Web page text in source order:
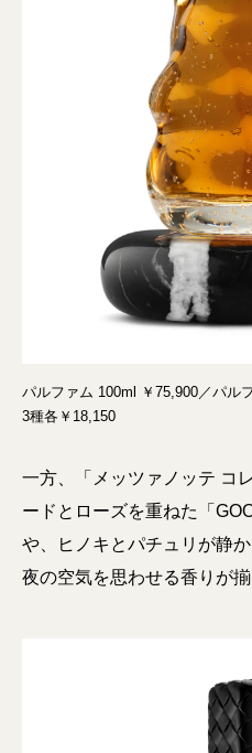
パルファム 100ml ￥75,900／パ
3種各￥18,150
一方、「メッツァノッテ コ
ードとローズを重ねた「
や、ヒノキとパチュリが静
夜の空気を思わせる香りが揃